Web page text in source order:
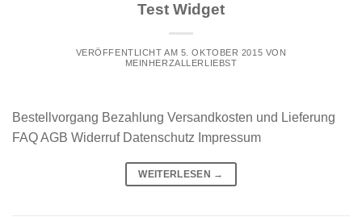
Test Widget
VERÖFFENTLICHT AM 5. OKTOBER 2015 VON
MEINHERZALLERLIEBST
Bestellvorgang Bezahlung Versandkosten und Lieferung
FAQ AGB Widerruf Datenschutz Impressum
WEITERLESEN →